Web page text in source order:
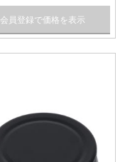
会員登録で価格を表示